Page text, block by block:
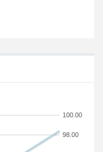
98.00
100.00